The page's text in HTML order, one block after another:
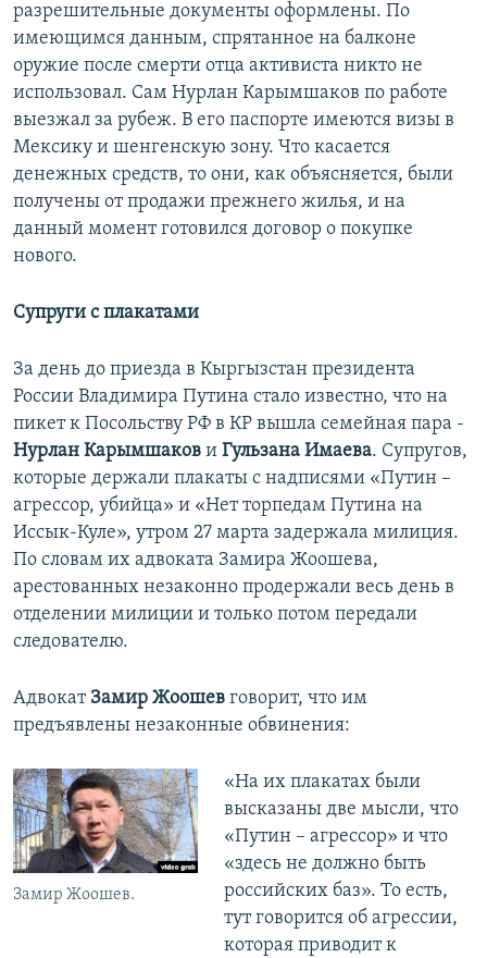
разрешительные документы оформлены. По
имеющимся данным, спрятанное на балконе
оружие после смерти отца активиста никто не
использовал. Сам Нурлан Карымшаков по работе
выезжал за рубеж. В его паспорте имеются визы в
Мексику и шенгенскую зону. Что касается
денежных средств, то они, как объясняется, были
получены от продажи прежнего жилья, и на
данный момент готовился договор о покупке
нового.
Супруги с плакатами
За день до приезда в Кыргызстан президента
России Владимира Путина стало известно, что на
пикет к Посольству РФ в КР вышла семейная пара -
Нурлан Карымшаков и Гульзана Имаева. Супругов,
которые держали плакаты с надписями «Путин –
агрессор, убийца» и «Нет торпедам Путина на
Иссык-Куле», утром 27 марта задержала милиция.
По словам их адвоката Замира Жоошева,
арестованных незаконно продержали весь день в
отделении милиции и только потом передали
следователю.
Адвокат Замир Жоошев говорит, что им
предъявлены незаконные обвинения:
Замир Жоошев.
«На их плакатах были
высказаны две мысли, что
«Путин – агрессор» и что
«здесь не должно быть
российских баз». То есть,
тут говорится об агрессии,
которая приводит к